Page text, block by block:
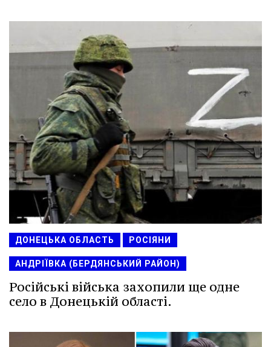
ДОНЕЦЬКА ОБЛАСТЬ РОСІЯНИ
АНДРІЇВКА (БЕРДЯНСЬКИЙ РАЙОН)
Російські війська захопили ще одне
село в Донецькій області.